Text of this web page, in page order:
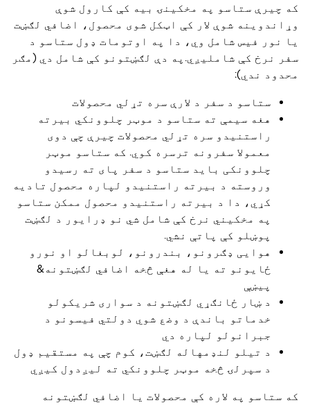
که چیرې ستاسو په مخکینۍ بیه کې کارول شوې
وړاندوینه شوې لار کې اټکل شوی محصول، اضافي لګښت
یا نور فیس شامل وي، دا په اوتومات ډول ستاسو د
سفر نرخ کې شاملیږي.په دې لګښتونو کې شامل دي (مګر
محدود ندي):
ستاسو د سفر د لارې سره تړلي محصولات
هغه سیمې ته ستاسو د موټر چلوونکي بیرته
راستنیدو سره تړلي محصولات چیرې چې دوی
معمولا سفرونه ترسره کوي. که ستاسو موټر
چلوونکی باید ستاسو د سفر پای ته رسیدو
وروسته د بیرته راستنیدو لپاره محصول تادیه
کړي، دا د بیرته راستنیدو محصول ممکن ستاسو
په مخکیني نرخ کې شامل شي نو ډرایور د لګښت
پوښلو کې پاتې نشي.
هوایی ډګرونو، بندرونو، لوبغالو او نورو
ځایونو ته یا له هغې څخه اضافي لګښتونه&
پیښې
د ښار ځانګړي لګښتونه د سواری شریکولو
خدماتو باندې د وضع شوي دولتي فیسونو د
جبرانولو لپاره دي
د تیلو لنډمهاله لګښت، کوم چې په مستقیم ډول
د سپرلۍ څخه موټر چلوونکي ته لیږدول کیږي
که ستاسو په لاره کې محصولات یا اضافي لګښتونه